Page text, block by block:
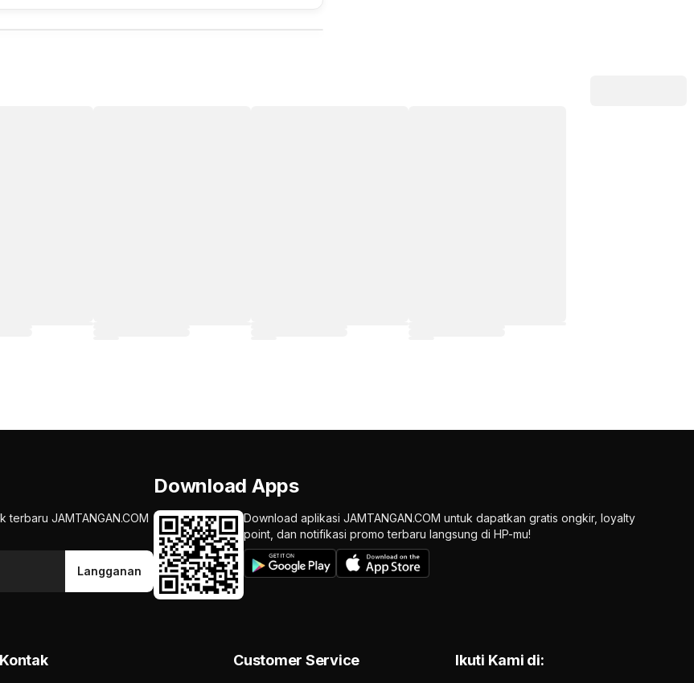
JAMTANGAN.COM
Langganan
Download Apps
Download aplikasi JAMTANGAN.COM untuk dapatkan gratis ongkir, loyalty
point, dan notifikasi promo terbaru langsung di HP-mu!
Kontak Customer Service Ikuti Kami di: